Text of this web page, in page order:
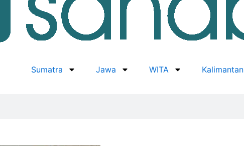
Sumatra Jawa WITA Kalimantan